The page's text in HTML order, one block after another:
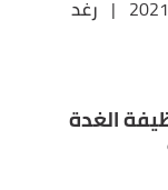
| رغد
الغدة